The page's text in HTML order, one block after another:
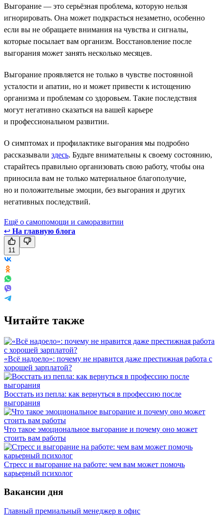
Выгорание — это серьёзная проблема, которую нельзя
игнорировать. Она может подкрасться незаметно, особенно
если вы не обращаете внимания на чувства и сигналы,
которые посылает вам организм. Восстановление после
выгорания может занять несколько месяцев.
Выгорание проявляется не только в чувстве постоянной
усталости и апатии, но и может привести к истощению
организма и проблемам со здоровьем. Такие последствия
могут негативно сказаться на вашей карьере
и профессиональном развитии.
О симптомах и профилактике выгорания мы подробно
рассказывали здесь. Будьте внимательны к своему состоянию,
старайтесь правильно организовать свою работу, чтобы она
приносила вам не только материальное благополучие,
но и положительные эмоции, без выгорания и других
негативных последствий.
Ещё о самопомощи и саморазвитии
↩ На главную блога
11
Читайте также
«Всё надоело»: почему не нравится даже престижная работа с
хорошей зарплатой?
Восстать из пепла: как вернуться в профессию после
выгорания
Что такое эмоциональное выгорание и почему оно может
стоить вам работы
Стресс и выгорание на работе: чем вам может помочь
карьерный психолог
Вакансии дня
Главный премиальный менеджер в офис